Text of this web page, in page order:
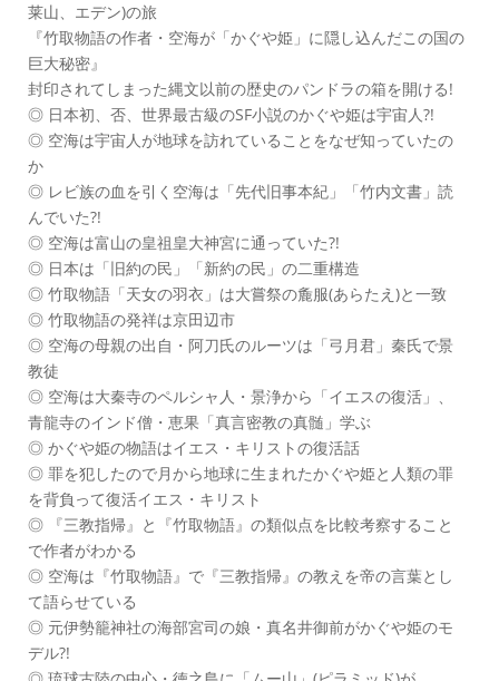
莱山、エデン)の旅
『竹取物語の作者・空海が「かぐや姫」に隠し込んだこの国の
巨大秘密』
封印されてしまった縄文以前の歴史のパンドラの箱を開ける!
◎ 日本初、否、世界最古級のSF小説のかぐや姫は宇宙人?!
◎ 空海は宇宙人が地球を訪れていることをなぜ知っていたの
か
◎ レビ族の血を引く空海は「先代旧事本紀」「竹内文書」読
んでいた?!
◎ 空海は富山の皇祖皇大神宮に通っていた?!
◎ 日本は「旧約の民」「新約の民」の二重構造
◎ 竹取物語「天女の羽衣」は大嘗祭の麁服(あらたえ)と一致
◎ 竹取物語の発祥は京田辺市
◎ 空海の母親の出自・阿刀氏のルーツは「弓月君」秦氏で景
教徒
◎ 空海は大秦寺のペルシャ人・景浄から「イエスの復活」、
青龍寺のインド僧・恵果「真言密教の真髄」学ぶ
◎ かぐや姫の物語はイエス・キリストの復活話
◎ 罪を犯したので月から地球に生まれたかぐや姫と人類の罪
を背負って復活イエス・キリスト
◎ 『三教指帰』と『竹取物語』の類似点を比較考察すること
で作者がわかる
◎ 空海は『竹取物語』で『三教指帰』の教えを帝の言葉とし
て語らせている
◎ 元伊勢籠神社の海部宮司の娘・真名井御前がかぐや姫のモ
デル?!